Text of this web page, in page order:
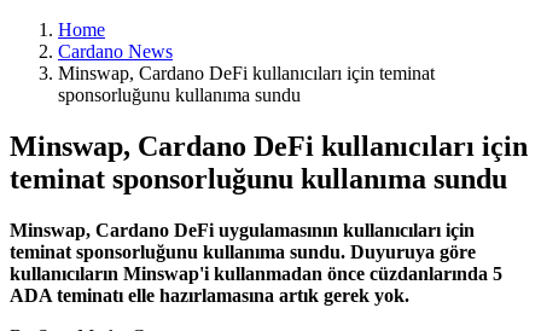
Home
Cardano News
Minswap, Cardano DeFi kullanıcıları için teminat
sponsorluğunu kullanıma sundu
Minswap, Cardano DeFi kullanıcıları için
teminat sponsorluğunu kullanıma sundu
Minswap, Cardano DeFi uygulamasının kullanıcıları için
teminat sponsorluğunu kullanıma sundu. Duyuruya göre
kullanıcıların Minswap'i kullanmadan önce cüzdanlarında 5
ADA teminatı elle hazırlamasına artık gerek yok.